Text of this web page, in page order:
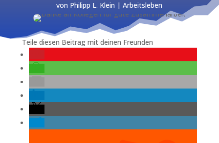
von Philipp L. Klein |Arbeitsleben
Teile diesen Beitrag mit deinen Freunden